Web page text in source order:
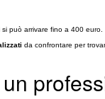
può arrivare fino a 400 euro.
da confrontare per